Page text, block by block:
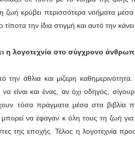
ζωή κρύβει περισσότερα νοήματα
τίποτα την ίδια στιγμή και αυτό την
η λογοτεχνία στο σύγχρονο
άθλια και μίζερη
είναι και ένας, αν όχι οδηγός,
τόσα πράγματα μέσα στα
να έφαγαν κ όλη τους τη ζωή
της εποχής. Τέλος η λογοτεχνία